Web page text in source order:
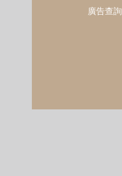
廣告查詢